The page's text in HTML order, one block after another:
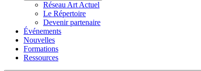
Réseau Art Actuel
Le Répertoire
Devenir partenaire
Événements
Nouvelles
Formations
Ressources